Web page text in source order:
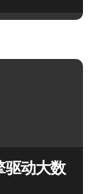
驱动大数